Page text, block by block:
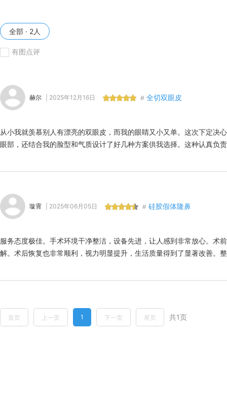
全部 · 2人
有图点评
赫尔 | 2025年12月16日 # 全切双眼皮
从小我就羡慕别人有漂亮的双眼皮，而我的眼睛又小又单。这次下定决
眼部，还结合我的脸型和气质设计了好几种方案供我选择。这种认真负
璇霄 | 2025年06月05日 # 硅胶假体隆鼻
服务态度极佳。手术环境干净整洁，设备先进，让人感到非常放心。术
解。术后恢复也非常顺利，视力明显提升，生活质量得到了显著改善。
首页 上一页 1 下一页 尾页 共1页